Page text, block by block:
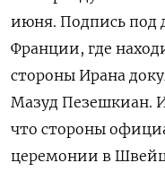
июня. Подпись под
Франции, где
стороны Ирана
Мазуд Пезешкиан.
что стороны
церемонии в